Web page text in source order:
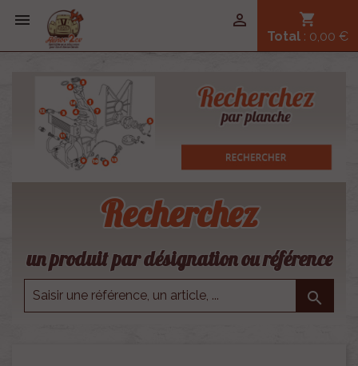
 shopping_cart
Total : 0,00 €

Recherchez
un produit par désignation ou référence
